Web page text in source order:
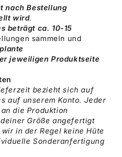
nach Bestellung
wird.
beträgt ca. 10-15
sammeln und
jeweiligen Produktseite
bezieht sich auf
auf unserem Konto. Jeder
die Produktion
Größe angefertigt
in der Regel keine Hüte
Sonderanfertigung